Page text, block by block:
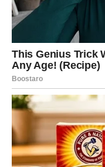
iskrena razmena
Srodna duša Lava
da bude još bolja
shvata da ljubav ne
JARAC –
NAKON